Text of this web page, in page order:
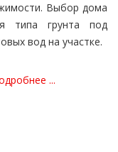
Выбор дома
типа грунта под
вод на участке.
...